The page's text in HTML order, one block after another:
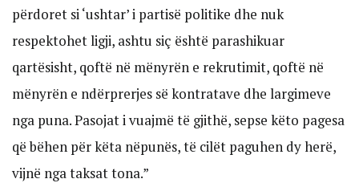
përdoret si ‘ushtar’ i partisë politike dhe nuk
respektohet ligji, ashtu siç është parashikuar
qartësisht, qoftë në mënyrën e rekrutimit, qoftë në
mënyrën e ndërprerjes së kontratave dhe largimeve
nga puna. Pasojat i vuajmë të gjithë, sepse këto pagesa
që bëhen për këta nëpunës, të cilët paguhen dy herë,
vijnë nga taksat tona.”